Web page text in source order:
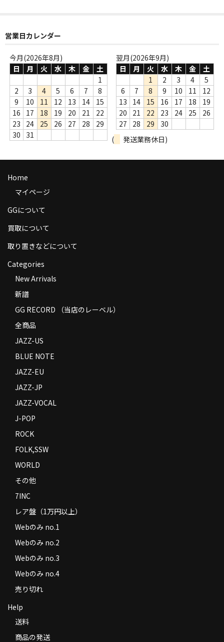
レア盤（1万円以上）
Webのみ no.1
Webのみ no.2
Webのみ no.3
Webのみ no.4
売り切れ
Help
送料
お支払い方法
返品
コンディション
特定商取引法に基づく表示
Contact
営業日カレンダー
今月(2026年8月)
日
月 火 水 木 金
土
1
2
3 4 5 6 7
8
9
10 11 12 13 14
15
16
17 18 19 20 21
22
23
24 25 26 27 28
29
30
31
翌月(2026年9月)
日
月 火 水 木 金
土
1
2 3 4
5
6
7 8 9 10 11
12
13
14 15 16 17 18
19
20
21 22 23 24 25
26
27
28 29
30
(
発送業務休日)
Home
マイページ
GGについて
買取について
取り置きなどについて
Categories
New Arrivals
新譜
GG RECORD （当店のレーベル）
全商品
JAZZ-US
BLUE NOTE
JAZZ-EU
JAZZ-JP
JAZZ-VOCAL
J-POP
ROCK
FOLK,SSW
WORLD
その他
7INC
レア盤（1万円以上）
Webのみ no.1
Webのみ no.2
Webのみ no.3
Webのみ no.4
売り切れ
Help
送料
商品の発送